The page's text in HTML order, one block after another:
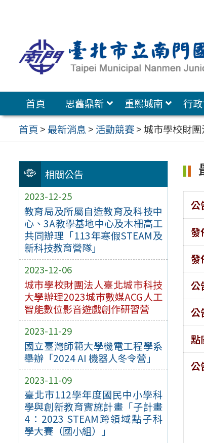
容
區
首頁 思舊鼎新 重熙城南 行
首頁 >最新消息 > 活動競賽> 城市學校財
相關公告
2023-12-25
教育局及所屬自造教育及科技中
心、3A教學基地中心及木柵高工
共同辦理「113年寒假STEAM及
新科技教育營隊」
2023-12-06
城市學校財團法人臺北城市科技
大學辦理2023城市數媒ACG人工
智能數位影音遊戲創作研習營
2023-11-29
國立臺灣師範大學機電工程學系
舉辦「2024 AI 機器人冬令營」
2023-11-09
臺北市112學年度國民中小學科
學與創新教育實施計畫「子計畫
4：2023 STEAM跨領域點子科
學大賽（國小組）」
公
發
發
公
公
點
公